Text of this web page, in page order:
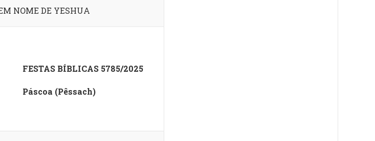
NOME DE YESHUA
FESTAS BÍBLICAS 5785/2025
Páscoa (Pêssach)